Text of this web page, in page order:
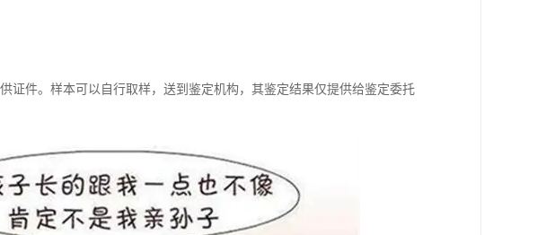
证件。样本可以自行取样，送到鉴定机构，其鉴定结果仅提供给鉴定委托